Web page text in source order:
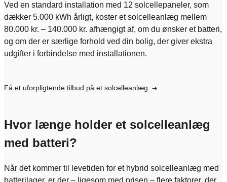
Ved en standard installation med 12 solcellepaneler, som
dækker 5.000 kWh årligt, koster et solcelleanlæg mellem
80.000 kr. – 140.000 kr. afhængigt af, om du ønsker et batteri,
og om der er særlige forhold ved din bolig, der giver ekstra
udgifter i forbindelse med installationen.
Få et uforpligtende tilbud på et solcelleanlæg
Hvor længe holder et solcelleanlæg
med batteri?
Når det kommer til levetiden for et hybrid solcelleanlæg med